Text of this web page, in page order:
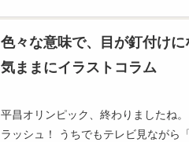
色々な意味で、目が釘付け
気ままにイラストコラム
平昌オリンピック、終わりましたね
ラッシュ！ うちでもテレビ見ながら